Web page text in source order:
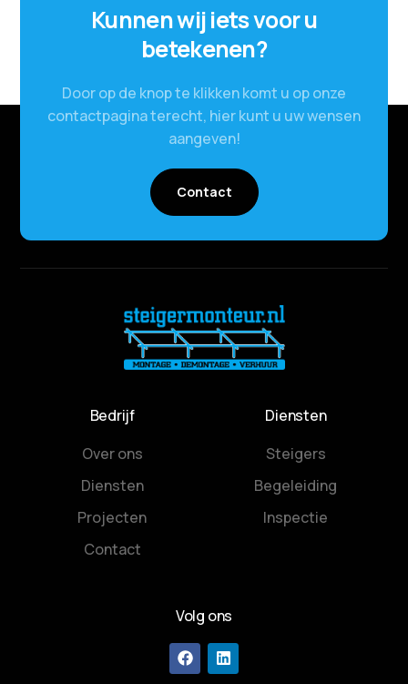
Kunnen wij iets voor u
betekenen?
Door op de knop te klikken komt u op onze
contactpagina terecht, hier kunt u uw wensen
aangeven!
Contact
Bedrijf
Over ons
Diensten
Projecten
Contact
Diensten
Steigers
Begeleiding
Inspectie
Volg ons